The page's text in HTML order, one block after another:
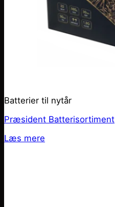
Batterier til nytår
Præsident Batterisortiment
Læs mere